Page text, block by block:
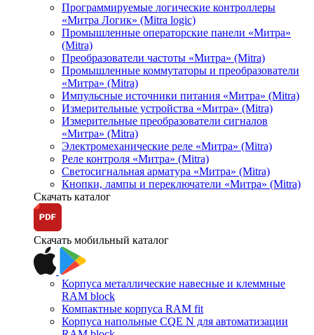
Программируемые логические контроллеры
«Митра Логик» (Mitra logic)
Промышленные операторские панели «Митра»
(Mitra)
Преобразователи частоты «Митра» (Mitra)
Промышленные коммутаторы и преобразователи
«Митра» (Mitra)
Импульсные источники питания «Митра» (Mitra)
Измерительные устройства «Митра» (Mitra)
Измерительные преобразователи сигналов
«Митра» (Mitra)
Электромеханические реле «Митра» (Mitra)
Реле контроля «Митра» (Mitra)
Светосигнальная арматура «Митра» (Mitra)
Кнопки, лампы и переключатели «Митра» (Mitra)
Скачать каталог
Скачать мобильный каталог
Корпуса металлические навесные и клеммные
RAM block
Компактные корпуса RAM fit
Корпуса напольные CQE N для автоматизации